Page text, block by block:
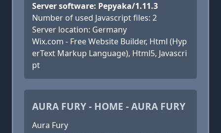
Server software: Pepyaka/1.11.3
Number of used Javascript files: 2
Server location: Germany
Wix.com - Free Website Builder, Html (Hyp
erText Markup Language), Html5, Javascri
pt
AURA FURY - HOME - AURA FURY
Aura Fury